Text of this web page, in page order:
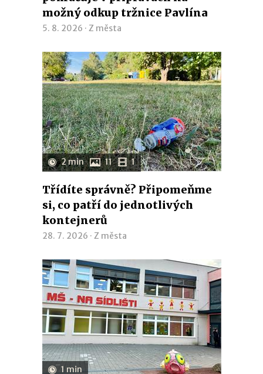
možný odkup tržnice Pavlína
5. 8. 2026 · Z města
2 min 11 1
Třídíte správně? Připomeňme
si, co patří do jednotlivých
kontejnerů
28. 7. 2026 · Z města
1 min